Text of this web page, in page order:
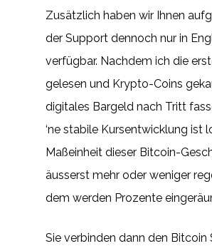
Zusätzlich haben wir Ihnen
der Support dennoch nur in
verfügbar. Nachdem ich die
gelesen und Krypto-Coins
digitales Bargeld nach Tritt
‘ne stabile Kursentwicklung ist
Maßeinheit dieser Bitcoin-
äusserst mehr oder weniger
dem werden Prozente
Sie verbinden dann den Bitcoin